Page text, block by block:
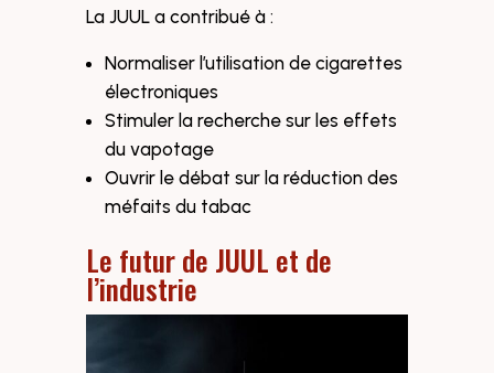
La JUUL a contribué à :
Normaliser l’utilisation de cigarettes
électroniques
Stimuler la recherche sur les effets
du vapotage
Ouvrir le débat sur la réduction des
méfaits du tabac
Le futur de JUUL et de
l’industrie